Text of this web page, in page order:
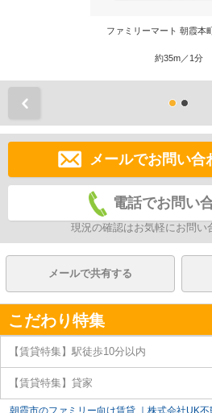
ファミリーマート 朝霞本
約35m／1分
メールでお問い合
電話でお問い
現況の確認はお気軽にお問い
メールで共有する
こだわり特集
【賃貸特集】駅徒歩10分以内
【賃貸特集】貸家